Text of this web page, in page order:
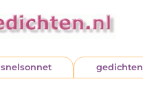
snelsonnet gedichten